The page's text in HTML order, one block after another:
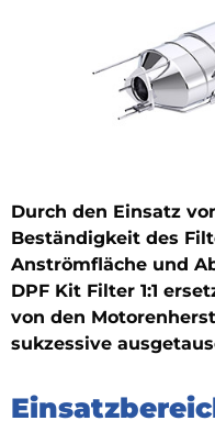
Durch den Einsatz
Beständigkeit des
Anströmfläche und
DPF Kit Filter 1:1
von den
sukzessive